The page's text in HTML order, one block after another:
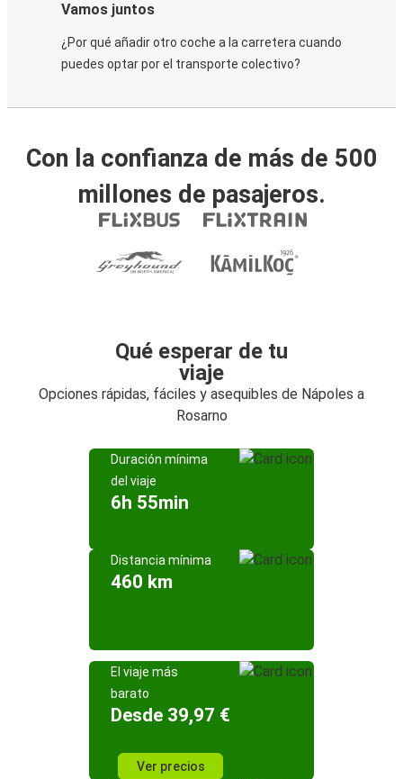
Vamos juntos
¿Por qué añadir otro coche a la carretera cuando
puedes optar por el transporte colectivo?
Con la confianza de más de 500
millones de pasajeros.
Qué esperar de tu
viaje
Opciones rápidas, fáciles y asequibles de Nápoles a
Rosarno
Duración mínima
del viaje
6h 55min
Distancia mínima
460 km
El viaje más
barato
Desde 39,97 €
Ver precios